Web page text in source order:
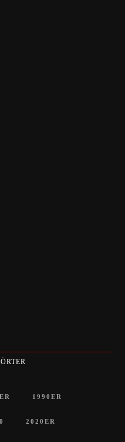
1990ER
2020ER